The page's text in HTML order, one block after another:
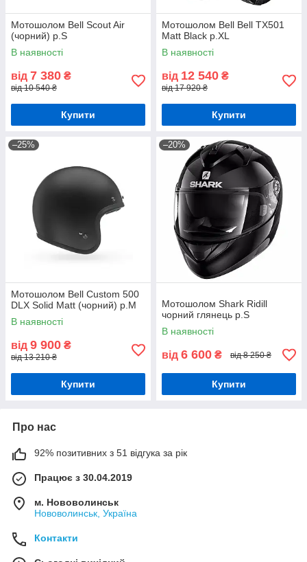
Мотошолом Bell Scout Air
(чорний) р.S
В наявності
від 7 380 ₴
від 10 540 ₴
Купити
Мотошолом Bell Bell TX501
Matt Black р.XL
В наявності
від 12 540 ₴
від 17 920 ₴
Купити
–25%
Мотошолом Bell Custom 500
DLX Solid Matt (чорний) р.М
В наявності
від 9 900 ₴
від 13 210 ₴
Купити
–20%
Мотошолом Shark Ridill
чорний глянець р.S
В наявності
від 6 600 ₴ від 8 250 ₴
Купити
Про нас
92% позитивних з 51 відгука за рік
Працює з 30.04.2019
м. Нововолинськ
Нововолинськ, Україна
Контакти